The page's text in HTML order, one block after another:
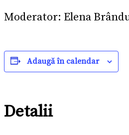
Moderator: Elena
Adaugă în calendar
Detalii